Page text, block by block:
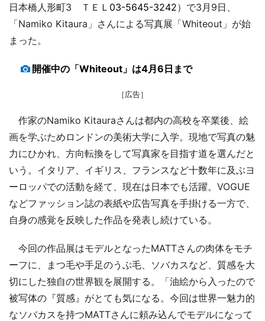
日本橋人形町3 ＴＥＬ 03-5645-3242）で3月9日、
「Namiko Kitaura」さんによる写真展「Whiteout」が始
まった。
開催中の「Whiteout」は4月6日まで
［広告］
作家のNamiko Kitauraさんは都内の高校を卒業後、絵
画を学ぶためロンドンの美術大学に入学。現地で写真の魅
力にひかれ、方向転換をして写真家を目指す道を選んだと
いう。イタリア、イギリス、フランスなど十数年に及ぶヨ
ーロッパでの活動を経て、現在は日本でも活躍。VOGUE
などファッション誌の表紙や広告写真を手掛ける一方で、
自身の感覚を反映した作品を発表し続けている。
今回の作品展はモデルとなったMATTさんの肉体をモチ
ーフに、まつ毛や手足のうぶ毛、ソバカスなど、質感を大
切にした独自の世界観を展開する。「油絵から入ったので
被写体の『質感』がとても気になる。今回は世界一魅力的
なソバカスを持つMATTさんに頼み込んでモデルになって